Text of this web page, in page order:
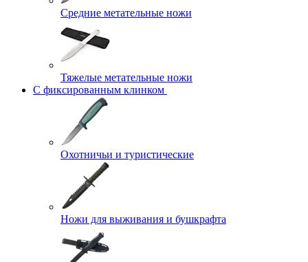
Средние метательные ножи
Тяжелые метательные ножи
С фиксированным клинком
Охотничьи и туристические
Ножи для выживания и бушкрафта